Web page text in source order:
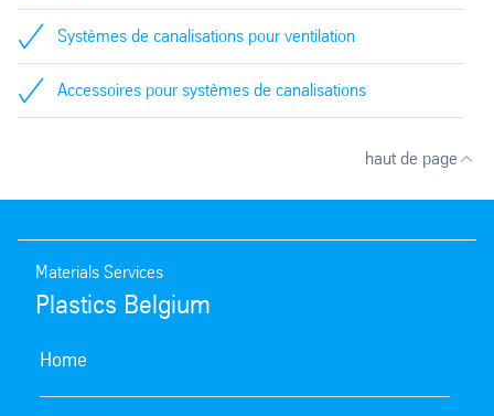
Systèmes de canalisations pour ventilation
Accessoires pour systèmes de canalisations
haut de page
Materials Services
Plastics Belgium
Home